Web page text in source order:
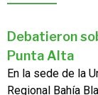
Debatieron
Punta Alta
En la sede de la
Regional Bahía